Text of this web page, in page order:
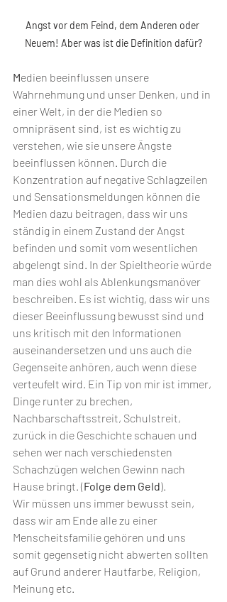
Angst vor dem Feind, dem Anderen oder
Neuem! Aber was ist die Definition dafür?
Medien beeinflussen unsere
Wahrnehmung und unser Denken, und in
einer Welt, in der die Medien so
omnipräsent sind, ist es wichtig zu
verstehen, wie sie unsere Ängste
beeinflussen können. Durch die
Konzentration auf negative Schlagzeilen
und Sensationsmeldungen können die
Medien dazu beitragen, dass wir uns
ständig in einem Zustand der Angst
befinden und somit vom wesentlichen
abgelengt sind. In der Spieltheorie würde
man dies wohl als Ablenkungsmanöver
beschreiben. Es ist wichtig, dass wir uns
dieser Beeinflussung bewusst sind und
uns kritisch mit den Informationen
auseinandersetzen und uns auch die
Gegenseite anhören, auch wenn diese
verteufelt wird. Ein Tip von mir ist immer,
Dinge runter zu brechen,
Nachbarschaftsstreit, Schulstreit,
zurück in die Geschichte schauen und
sehen wer nach verschiedensten
Schachzügen welchen Gewinn nach
Hause bringt. (Folge dem Geld).
Wir müssen uns immer bewusst sein,
dass wir am Ende alle zu einer
Menscheitsfamilie gehören und uns
somit gegensetig nicht abwerten sollten
auf Grund anderer Hautfarbe, Religion,
Meinung etc.